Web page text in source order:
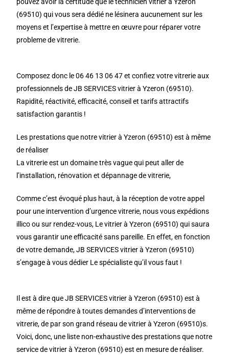
(69510) qui vous sera dédié ne lésinera aucunement sur les
moyens et l’expertise à mettre en œuvre pour réparer votre
probleme de vitrerie.
Composez donc le 06 46 13 06 47 et confiez votre vitrerie aux
professionnels de JB SERVICES vitrier à Yzeron (69510).
Rapidité, réactivité, efficacité, conseil et tarifs attractifs
satisfaction garantis !
Les prestations que notre vitrier à Yzeron (69510) est à même
de réaliser
La vitrerie est un domaine très vague qui peut aller de
l’installation, rénovation et dépannage de vitrerie,
Comme c’est évoqué plus haut, à la réception de votre appel
pour une intervention d’urgence vitrerie, nous vous expédions
illico ou sur rendez-vous, Le vitrier à Yzeron (69510) qui saura
vous garantir une efficacité sans pareille. En effet, en fonction
de votre demande, JB SERVICES vitrier à Yzeron (69510)
s’engage à vous dédier Le spécialiste qu’il vous faut !
Il est à dire que JB SERVICES vitrier à Yzeron (69510) est à
même de répondre à toutes demandes d’interventions de
vitrerie, de par son grand réseau de vitrier à Yzeron (69510)s.
Voici, donc, une liste non-exhaustive des prestations que notre
service de vitrier à Yzeron (69510) est en mesure de réaliser.